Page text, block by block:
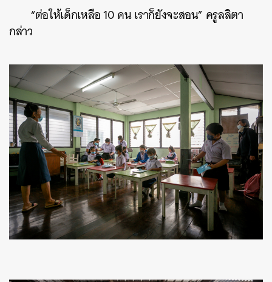
“ต่อให้เด็กเหลือ 10 คน เราก็ยังจะสอน” ครูลลิตา
กล่าว